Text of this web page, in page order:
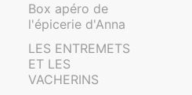
Box apéro de
l'épicerie d'Anna
LES ENTREMETS
ET LES
VACHERINS